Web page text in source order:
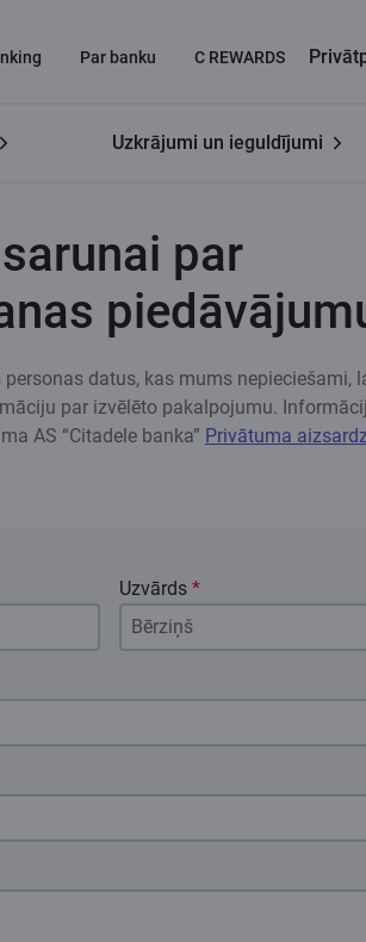
Par banku C REWARDS
Uzkrājumi un ieguldījumi
par
datus, kas mums nepieciešami,
par izvēlēto pakalpojumu.
AS “Citadele banka” Privātuma
Uzvārds *